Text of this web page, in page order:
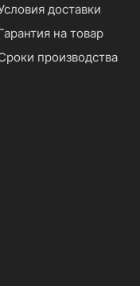
доставки
на товар
производства